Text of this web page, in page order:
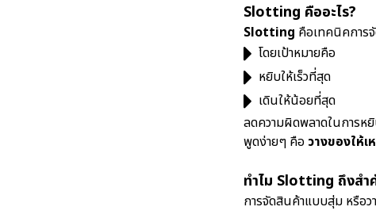
Slotting คืออะไร?
Slotting คือเทคนิคการ
โดยเป้าหมายคือ
หยิบให้เร็วที่สุด
เดินให้น้อยที่สุด
ลดความผิดพลาดในการห
พูดง่ายๆ คือ วางของให้
ทำไม Slotting ถึงส
การจัดสินค้าแบบสุ่ม หรือว